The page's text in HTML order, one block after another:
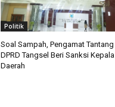
Politik
Soal Sampah, Pengamat Tantang
DPRD Tangsel Beri Sanksi Kepala
Daerah